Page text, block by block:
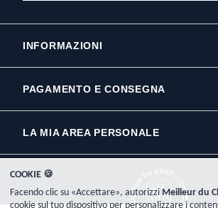
INFORMAZIONI
PAGAMENTO E CONSEGNA
LA MIA AREA PERSONALE
COOKIE 🍪
Facendo clic su «Accettare», autorizzi Meilleur du
cookie sul tuo dispositivo per personalizzare i